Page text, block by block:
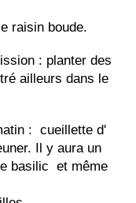
raisin boude.
: planter des
ailleurs dans le
:  cueillette d'
Il y aura un
basilic  et même